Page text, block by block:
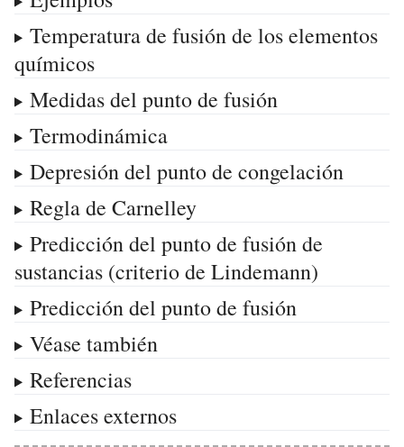
Temperatura de fusión de los elementos
químicos
Medidas del punto de fusión
Termodinámica
Depresión del punto de congelación
Regla de Carnelley
Predicción del punto de fusión de
sustancias (criterio de Lindemann)
Predicción del punto de fusión
Véase también
Referencias
Enlaces externos